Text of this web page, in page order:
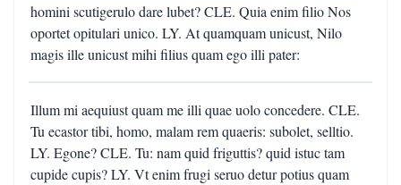
homini scutigerulo dare lubet? CLE. Quia enim filio Nos
oportet opitulari unico. LY. At quamquam unicust, Nilo
magis ille unicust mihi filius quam ego illi pater:
Illum mi aequiust quam me illi quae uolo concedere. CLE.
Tu ecastor tibi, homo, malam rem quaeris: subolet, selltio.
LY. Egone? CLE. Tu: nam quid friguttis? quid istuc tam
cupide cupis? LY. Vt enim frugi seruo detur potius quam